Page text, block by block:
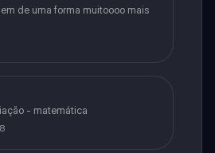
de uma forma muitoooo mais
- matemática